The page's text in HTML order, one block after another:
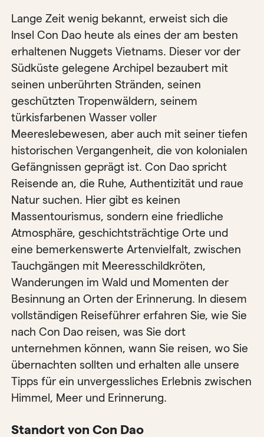
Lange Zeit wenig bekannt, erweist sich die
Insel Con Dao heute als eines der am besten
erhaltenen Nuggets Vietnams. Dieser vor der
Südküste gelegene Archipel bezaubert mit
seinen unberührten Stränden, seinen
geschützten Tropenwäldern, seinem
türkisfarbenen Wasser voller
Meereslebewesen, aber auch mit seiner tiefen
historischen Vergangenheit, die von kolonialen
Gefängnissen geprägt ist. Con Dao spricht
Reisende an, die Ruhe, Authentizität und raue
Natur suchen. Hier gibt es keinen
Massentourismus, sondern eine friedliche
Atmosphäre, geschichtsträchtige Orte und
eine bemerkenswerte Artenvielfalt, zwischen
Tauchgängen mit Meeresschildkröten,
Wanderungen im Wald und Momenten der
Besinnung an Orten der Erinnerung. In diesem
vollständigen Reiseführer erfahren Sie, wie Sie
nach Con Dao reisen, was Sie dort
unternehmen können, wann Sie reisen, wo Sie
übernachten sollten und erhalten alle unsere
Tipps für ein unvergessliches Erlebnis zwischen
Himmel, Meer und Erinnerung.
Standort von Con Dao